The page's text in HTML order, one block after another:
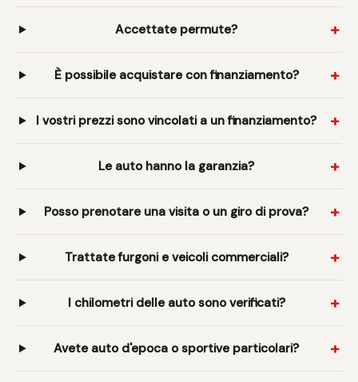
Accettate permute?
È possibile acquistare con finanziamento?
I vostri prezzi sono vincolati a un finanziamento?
Le auto hanno la garanzia?
Posso prenotare una visita o un giro di prova?
Trattate furgoni e veicoli commerciali?
I chilometri delle auto sono verificati?
Avete auto d'epoca o sportive particolari?